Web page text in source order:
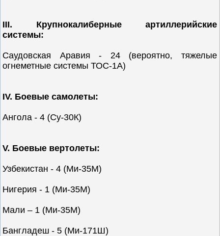
III. Крупнокалиберные артиллерийские
системы:
Саудовская Аравия - 24 (вероятно, тяжелые
огнеметные системы ТОС-1А)
IV. Боевые самолеты:
Ангола - 4 (Су-30К)
V. Боевые вертолеты:
Узбекистан - 4 (Ми-35М)
Нигерия - 1 (Ми-35М)
Мали – 1 (Ми-35М)
Бангладеш - 5 (Ми-171Ш)